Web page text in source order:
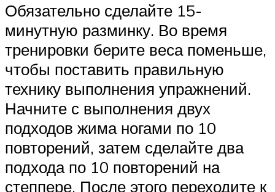
Обязательно сделайте 15-
минутную разминку. Во время
тренировки берите веса поменьше,
чтобы поставить правильную
технику выполнения упражнений.
Начните с выполнения двух
подходов жима ногами по 10
повторений, затем сделайте два
подхода по 10 повторений на
степпере. После этого переходите к